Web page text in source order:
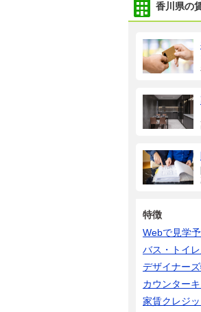
香川県の
特徴
Webで見学
バス・トイレ
デザイナー
カウンター
家賃クレジ